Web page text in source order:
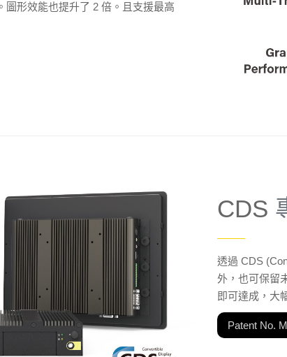
圖形效能也提升了 2 倍。且支援最高
CDS
——
透過 CDS
外，也可保留
即可達成，大
Patent No.